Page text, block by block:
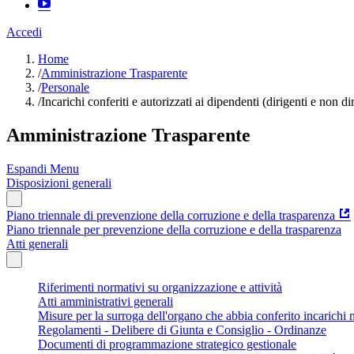
Accedi
Home
/Amministrazione Trasparente
/Personale
/Incarichi conferiti e autorizzati ai dipendenti (dirigenti e non
Amministrazione Trasparente
Espandi Menu
Disposizioni generali
Piano triennale di prevenzione della corruzione e della trasparenza
Piano triennale per prevenzione della corruzione e della trasparenza
Atti generali
Riferimenti normativi su organizzazione e attività
Atti amministrativi generali
Misure per la surroga dell'organo che abbia conferito incarichi
Regolamenti - Delibere di Giunta e Consiglio - Ordinanze
Documenti di programmazione strategico gestionale